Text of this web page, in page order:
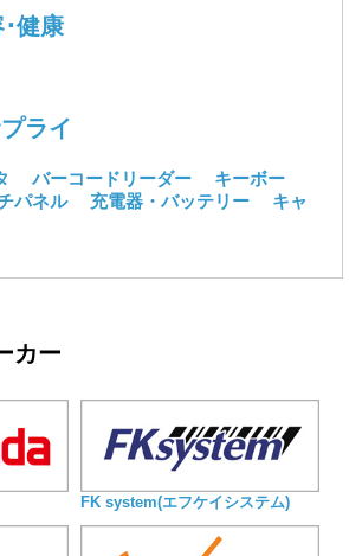
･健康
ライ
バーコードリーダー
キーボー
パネル 充電器・バッテリー
キャ
カー
FK system(エフケイシステム)